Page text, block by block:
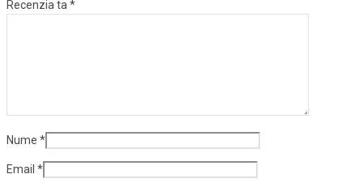
Recenzia ta*
Nume *
Email *